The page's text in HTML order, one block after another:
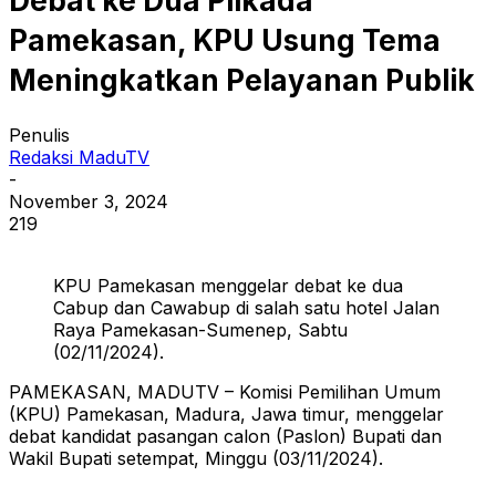
Pamekasan, KPU Usung Tema
Meningkatkan Pelayanan Publik
Penulis
Redaksi MaduTV
-
November 3, 2024
219
KPU Pamekasan menggelar debat ke dua
Cabup dan Cawabup di salah satu hotel Jalan
Raya Pamekasan-Sumenep, Sabtu
(02/11/2024).
PAMEKASAN, MADUTV – Komisi Pemilihan Umum
(KPU) Pamekasan, Madura, Jawa timur, menggelar
debat kandidat pasangan calon (Paslon) Bupati dan
Wakil Bupati setempat, Minggu (03/11/2024).